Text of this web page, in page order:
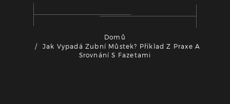
Domů
Jak Vypadá Zubní Můstek? Příklad Z Praxe A
Srovnání S Fazetami